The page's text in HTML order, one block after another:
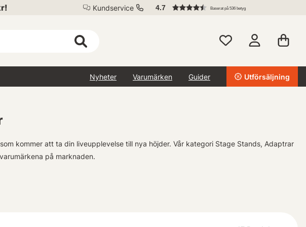
Kundservice 4.7 Baserat på 536 betyg
Nyheter Varumärken Guider Utförsäljning
kommer att ta din liveupplevelse till nya höjder. Vår kategori Stage Stands, Adaptrar
på marknaden.
Med vårt breda utbud av adaptrar kan du ansluta olika ljud- och ljusutrustning